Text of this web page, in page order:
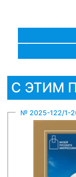
С ЭТИМ
№ 2025-122/1-